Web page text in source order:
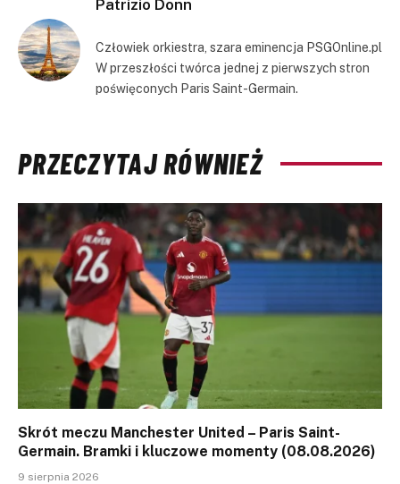
Patrizio Donn
Człowiek orkiestra, szara eminencja PSGOnline.pl
W przeszłości twórca jednej z pierwszych stron
poświęconych Paris Saint-Germain.
PRZECZYTAJ RÓWNIEŻ
Skrót meczu Manchester United – Paris Saint-
Germain. Bramki i kluczowe momenty (08.08.2026)
9 sierpnia 2026